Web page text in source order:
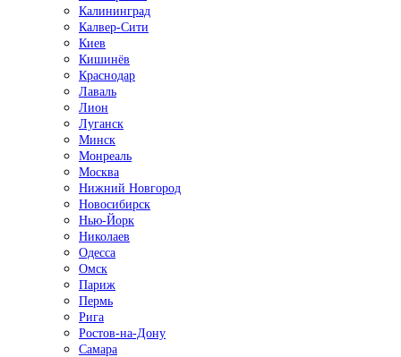
Калининград
Калвер-Сити
Киев
Кишинёв
Краснодар
Лаваль
Лион
Луганск
Минск
Монреаль
Москва
Нижний Новгород
Новосибирск
Нью-Йорк
Николаев
Одесса
Омск
Париж
Пермь
Рига
Ростов-на-Дону
Самара